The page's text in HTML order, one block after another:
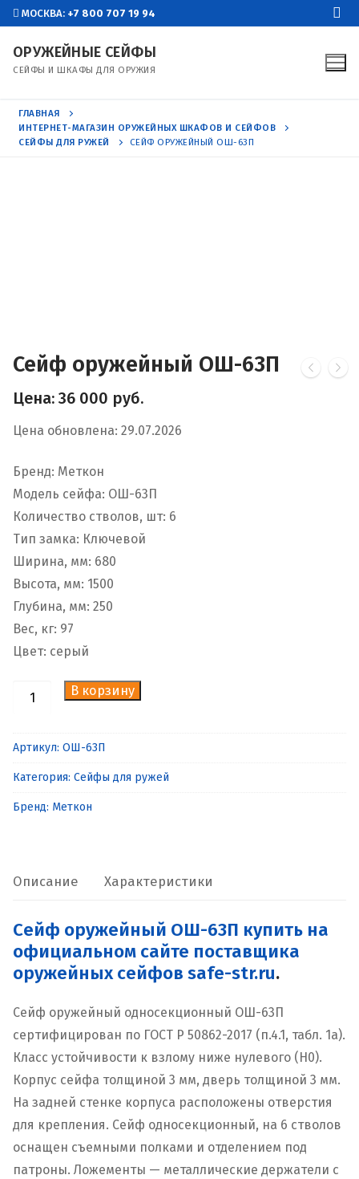
Перейти
содержимому
МОСКВА: +7 800 707 19 94
ОРУЖЕЙНЫЕ СЕЙФЫ
СЕЙФЫ И ШКАФЫ ДЛЯ ОРУЖИЯ
ГЛАВНАЯ
ИНТЕРНЕТ-МАГАЗИН ОРУЖЕЙНЫХ ШКАФОВ И СЕЙФОВ
СЕЙФЫ ДЛЯ РУЖЕЙ
СЕЙФ ОРУЖЕЙНЫЙ ОШ-63П
Сейф оружейный ОШ-63П
Цена: 36 000 руб.
Цена обновлена: 29.07.2026
Бренд: Меткон
Модель сейфа: ОШ-63П
Количество стволов, шт: 6
Тип замка: Ключевой
Ширина, мм: 680
Высота, мм: 1500
Глубина, мм: 250
Вес, кг: 97
Цвет: серый
Количество
оружейный
ОШ-63П
В корзину
Артикул: ОШ-63П
Категория: Сейфы для ружей
Бренд: Меткон
Описание Характеристики
Сейф оружейный ОШ-63П купить на
официальном сайте поставщика
оружейных сейфов safe-str.ru.
Сейф оружейный односекционный ОШ-63П
сертифицирован по ГОСТ Р 50862-2017 (п.4.1, табл. 1а).
Класс устойчивости к взлому ниже нулевого (Н0).
Корпус сейфа толщиной 3 мм, дверь толщиной 3 мм.
На задней стенке корпуса расположены отверстия
для крепления. Сейф односекционный, на 6 стволов
оснащен съемными полками и отделением под
патроны. Ложементы — металлические держатели с